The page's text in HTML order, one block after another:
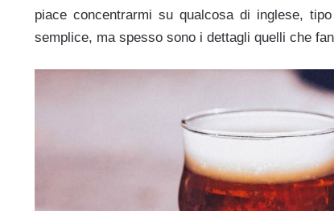
piace concentrarmi su qualcosa di inglese,
semplice, ma spesso sono i dettagli quelli che